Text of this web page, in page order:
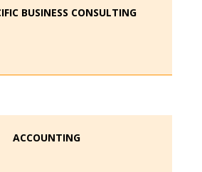
BUSINESS CONSULTING
ACCOUNTING